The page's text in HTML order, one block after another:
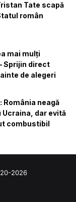
Tate scapă
român
mai mulți
Sprijin direct
de alegeri
neagă
dar evită
combustibil
2026